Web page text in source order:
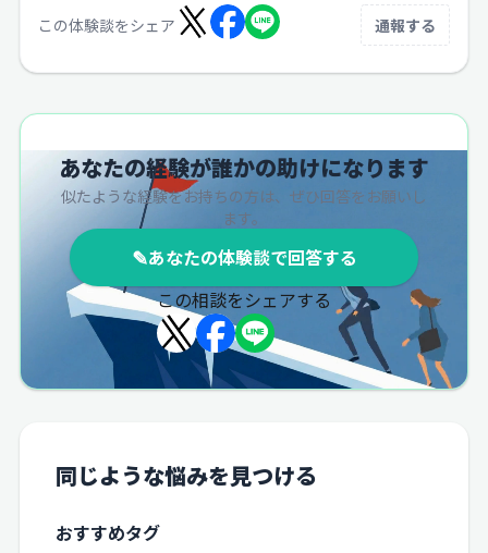
この体験談をシェア 通報する
あなたの経験が誰かの助けになります
似たような経験をお持ちの方は、ぜひ回答をお願いし
ます。
✎あなたの体験談で回答する
この相談をシェアする
同じような悩みを見つける
おすすめタグ